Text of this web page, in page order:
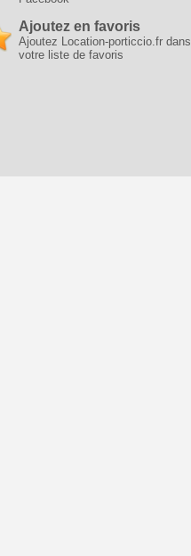
Ajoutez en favoris
Ajoutez Location-porticcio.fr dans
votre liste de favoris